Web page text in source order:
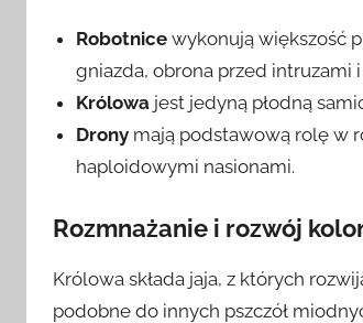
Robotnice wykonują większość
gniazda, obrona przed intruzami
Królowa jest jedyną płodną
Drony mają podstawową rolę w
haploidowymi nasionami.
Rozmnażanie i rozwój
Królowa składa jaja, z których
podobne do innych pszczół